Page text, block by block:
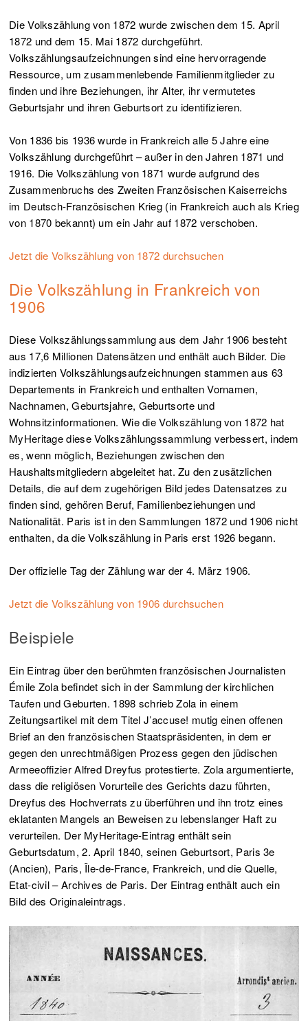
Die Volkszählung von 1872 wurde zwischen dem 15. April
1872 und dem 15. Mai 1872 durchgeführt.
Volkszählungsaufzeichnungen sind eine hervorragende
Ressource, um zusammenlebende Familienmitglieder zu
finden und ihre Beziehungen, ihr Alter, ihr vermutetes
Geburtsjahr und ihren Geburtsort zu identifizieren.
Von 1836 bis 1936 wurde in Frankreich alle 5 Jahre eine
Volkszählung durchgeführt – außer in den Jahren 1871 und
1916. Die Volkszählung von 1871 wurde aufgrund des
Zusammenbruchs des Zweiten Französischen Kaiserreichs
im Deutsch-Französischen Krieg (in Frankreich auch als Krieg
von 1870 bekannt) um ein Jahr auf 1872 verschoben.
Jetzt die Volkszählung von 1872 durchsuchen
Die Volkszählung in Frankreich von
1906
Diese Volkszählungssammlung aus dem Jahr 1906 besteht
aus 17,6 Millionen Datensätzen und enthält auch Bilder. Die
indizierten Volkszählungsaufzeichnungen stammen aus 63
Departements in Frankreich und enthalten Vornamen,
Nachnamen, Geburtsjahre, Geburtsorte und
Wohnsitzinformationen. Wie die Volkszählung von 1872 hat
MyHeritage diese Volkszählungssammlung verbessert, indem
es, wenn möglich, Beziehungen zwischen den
Haushaltsmitgliedern abgeleitet hat. Zu den zusätzlichen
Details, die auf dem zugehörigen Bild jedes Datensatzes zu
finden sind, gehören Beruf, Familienbeziehungen und
Nationalität. Paris ist in den Sammlungen 1872 und 1906 nicht
enthalten, da die Volkszählung in Paris erst 1926 begann.
Der offizielle Tag der Zählung war der 4. März 1906.
Jetzt die Volkszählung von 1906 durchsuchen
Beispiele
Ein Eintrag über den berühmten französischen Journalisten
Émile Zola befindet sich in der Sammlung der kirchlichen
Taufen und Geburten. 1898 schrieb Zola in einem
Zeitungsartikel mit dem Titel J’accuse! mutig einen offenen
Brief an den französischen Staatspräsidenten, in dem er
gegen den unrechtmäßigen Prozess gegen den jüdischen
Armeeoffizier Alfred Dreyfus protestierte. Zola argumentierte,
dass die religiösen Vorurteile des Gerichts dazu führten,
Dreyfus des Hochverrats zu überführen und ihn trotz eines
eklatanten Mangels an Beweisen zu lebenslanger Haft zu
verurteilen. Der MyHeritage-Eintrag enthält sein
Geburtsdatum, 2. April 1840, seinen Geburtsort, Paris 3e
(Ancien), Paris, Île-de-France, Frankreich, und die Quelle,
Etat-civil – Archives de Paris. Der Eintrag enthält auch ein
Bild des Originaleintrags.